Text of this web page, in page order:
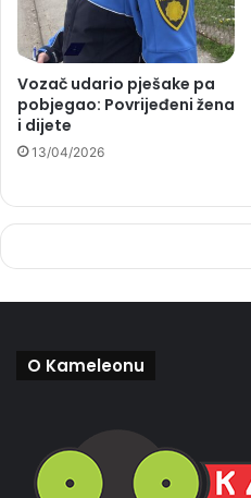
Vozač udario pješake pa
pobjegao: Povrijeđeni žena
i dijete
13/04/2026
O Kameleonu